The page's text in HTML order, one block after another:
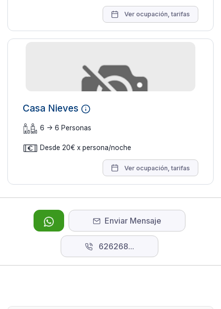
Ver ocupación, tarifas
22 fotos
Casa Nieves
6 -> 6 Personas
Desde 20€ x persona/noche
Ver ocupación, tarifas
Enviar Mensaje
626268...